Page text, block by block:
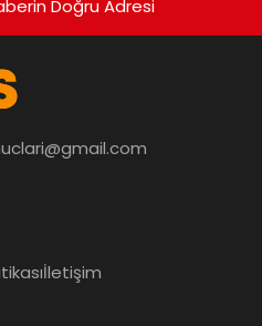
Doğru Adresi
İletişim